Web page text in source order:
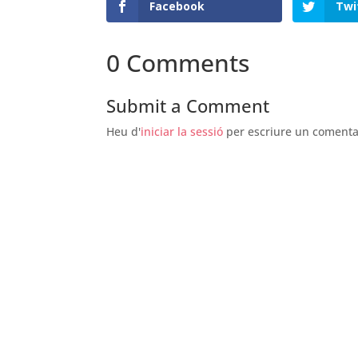
Facebook
0 Comments
Submit a Comment
Heu d'iniciar la sessióper escriure un